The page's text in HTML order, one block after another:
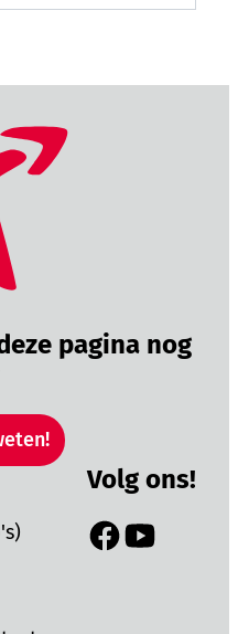
pagina nog
Volg ons!
Facebook
YouTube